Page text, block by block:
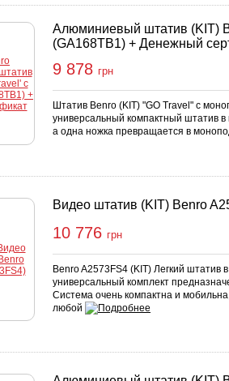
Алюминиевый штатив (KIT)
(GA168TB1) + Денежный
9 878 грн
Штатив Benro (KIT) "GO Travel" с
универсальный компактный штатив в
а одна ножка превращается в
Видео штатив (KIT) Benro
10 776 грн
Benro A2573FS4 (KIT) Легкий штатив
универсальный комплект
Система очень компактна и
любой